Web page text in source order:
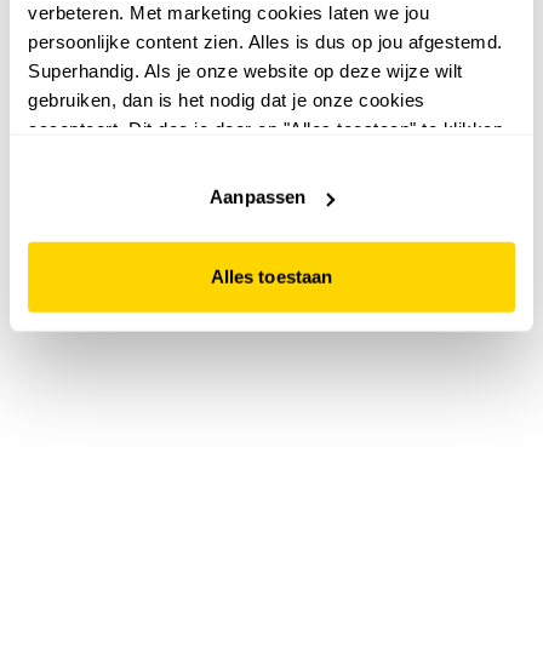
verbeteren. Met marketing cookies laten we jou
persoonlijke content zien. Alles is dus op jou afgestemd.
Superhandig. Als je onze website op deze wijze wilt
gebruiken, dan is het nodig dat je onze cookies
accepteert. Dit doe je door op "Alles toestaan" te klikken.
website niet optimaal functioneert.
Aanpassen
Alles toestaan